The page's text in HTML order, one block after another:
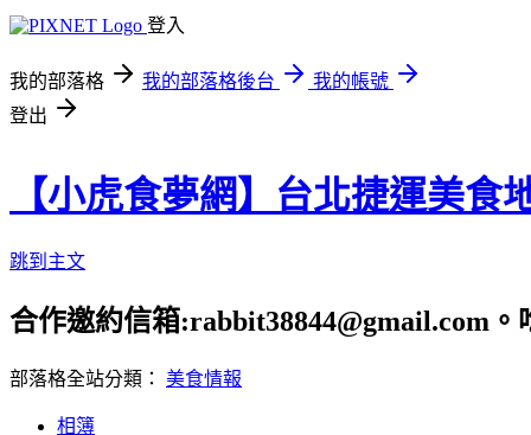
登入
我的部落格 我的部落格後台
我的帳號
登出
【小虎食夢網】台北捷運美食
跳到主文
合作邀約信箱:rabbit38844@gmail.com
部落格全站分類： 美食情報
相簿